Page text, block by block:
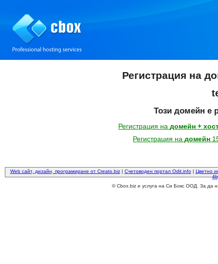
Регистрация на
Този домейн е
Регистрация на домейн +
Регистрация на домейн
Web сайт, дизайн, програмиране от Creato.biz| Счетоводен портал Odit.info| Цветно
© Cbox.biz е услуга на Си Бокс ООД. За да